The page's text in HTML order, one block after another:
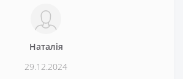
Наталія
29.12.2024